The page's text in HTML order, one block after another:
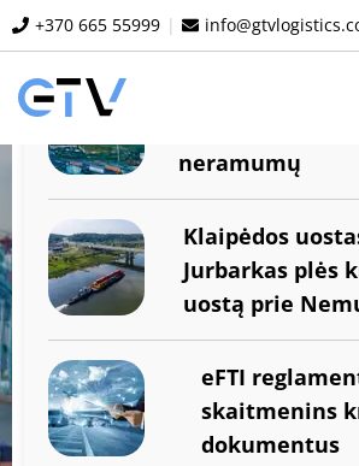
+370 665 55999 |
Naujausi straipsniai
Bangladešas
neramumų
Klaipėdos
Jurbarkas plės
uostą prie
eFTI
skaitmenins
dokumentus